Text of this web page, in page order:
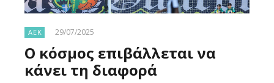
ΑΕΚ 29/07/2025
Ο κόσμος επιβάλλεται να
κάνει τη διαφορά